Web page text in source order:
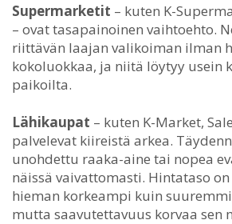
Supermarketit – kuten K-
– ovat tasapainoinen vaihtoehto.
riittävän laajan valikoiman ilman
kokoluokkaa, ja niitä löytyy usein
paikoilta.
Lähikaupat – kuten K-Market,
palvelevat kiireistä arkea.
unohdettu raaka-aine tai nopea
näissä vaivattomasti. Hintataso
hieman korkeampi kuin
mutta saavutettavuus korvaa sen